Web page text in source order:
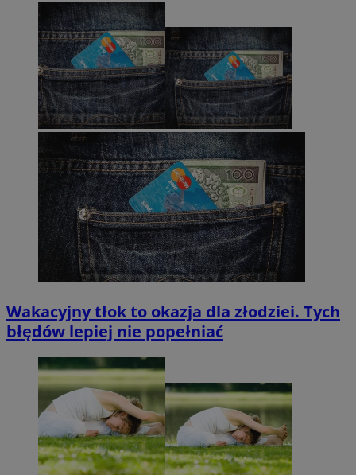
Wakacyjny tłok to okazja dla złodziei. Tych
błędów lepiej nie popełniać